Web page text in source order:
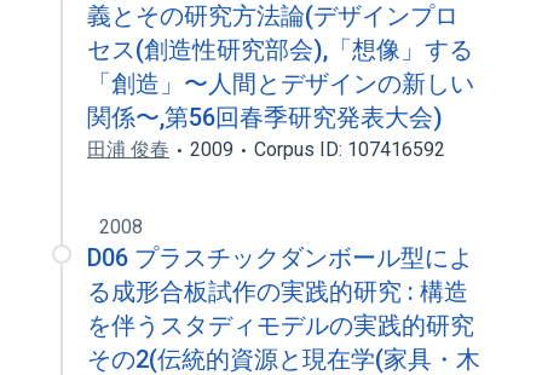
義とその研究方法論(デザインプロ
セス(創造性研究部会),「想像」する
「創造」〜人間とデザインの新しい
関係〜,第56回春季研究発表大会)
田浦 俊春 2009 Corpus ID: 107416592
2008
D06 プラスチックダンボール型によ
る成形合板試作の実践的研究 : 構造
を伴うスタディモデルの実践的研究
その2(伝統的資源と現在学(家具・木